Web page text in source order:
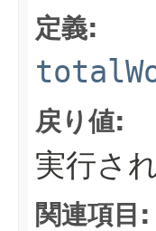
定義:
戻り値:
実行さ
関連項目: